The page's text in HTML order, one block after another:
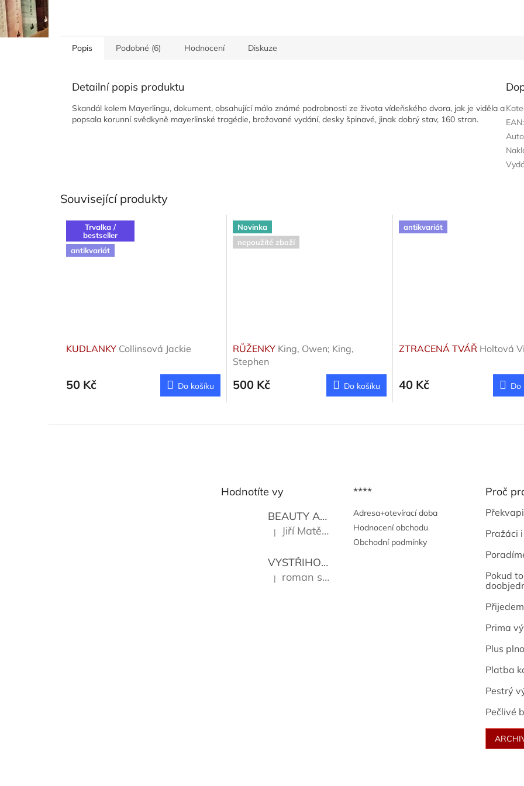
Popis Podobné (6) Hodnocení Diskuze
Detailní popis produktu
Skandál kolem Mayerlingu, dokument, obsahující málo známé podrobnosti ze života vídeňského dvora, jak je viděla a
popsala korunní svědkyně mayerlinské tragédie, brožované vydání, desky špinavé, jinak dobrý stav, 160 stran.
EAN:
Související produkty
Trvalka /
bestseller
antikvariát
KUDLANKY Collinsová Jackie
50 Kč Do košíku
Novinka
nepoužité zboží
RŮŽENKY King, Owen; King,
Stephen
500 Kč Do košíku
antikvariát
ZTRACENÁ TVÁŘ Holtová
40 Kč Do
Hodnotíte vy
BEAUTY AND THE BEAT
Go Go's
Hodnocení produktu je 5 z 5 hvězdiček.
| Jiří Matějů
VYSTŘIHOVÁNKY - PRAŽSKÉ PAMÁTKY Kropáček
Hodnocení produktu je 5 z 5 hvězdiček.
| roman sekanina
****
Adresa+otevírací doba
Hodnocení obchodu
Obchodní podmínky
Proč
Pražáci
Pokud
Prima
Plus
Platba
Pestrý
Pečlivé